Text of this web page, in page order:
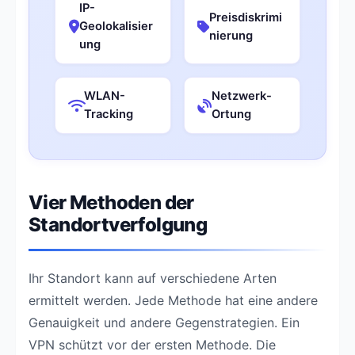
IP-
Geolokalisier
ung
Preisdiskrimi
nierung
WLAN-
Tracking
Netzwerk-
Ortung
Vier Methoden der
Standortverfolgung
Ihr Standort kann auf verschiedene Arten
ermittelt werden. Jede Methode hat eine andere
Genauigkeit und andere Gegenstrategien. Ein
VPN schützt vor der ersten Methode. Die